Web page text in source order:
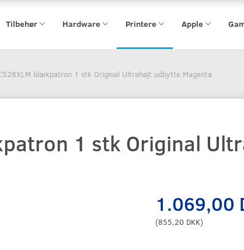
Tilbehør Hardware Printere Apple
blækpatron 1 stk Original Ultrahøjt udbytte Magenta
1 stk Original
1.069,00
(855,20 DKK)